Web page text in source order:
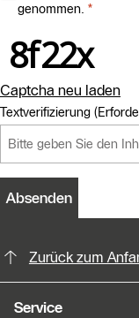
genommen. *
Captcha neu laden
Textverifizierung
Absenden
Zurück zum
Service